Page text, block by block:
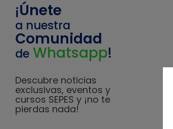
¡Únete
a nuestra
Comunidad
de Whatsapp!
Descubre noticias
exclusivas, eventos y
cursos SEPES y ¡no te
pierdas nada!